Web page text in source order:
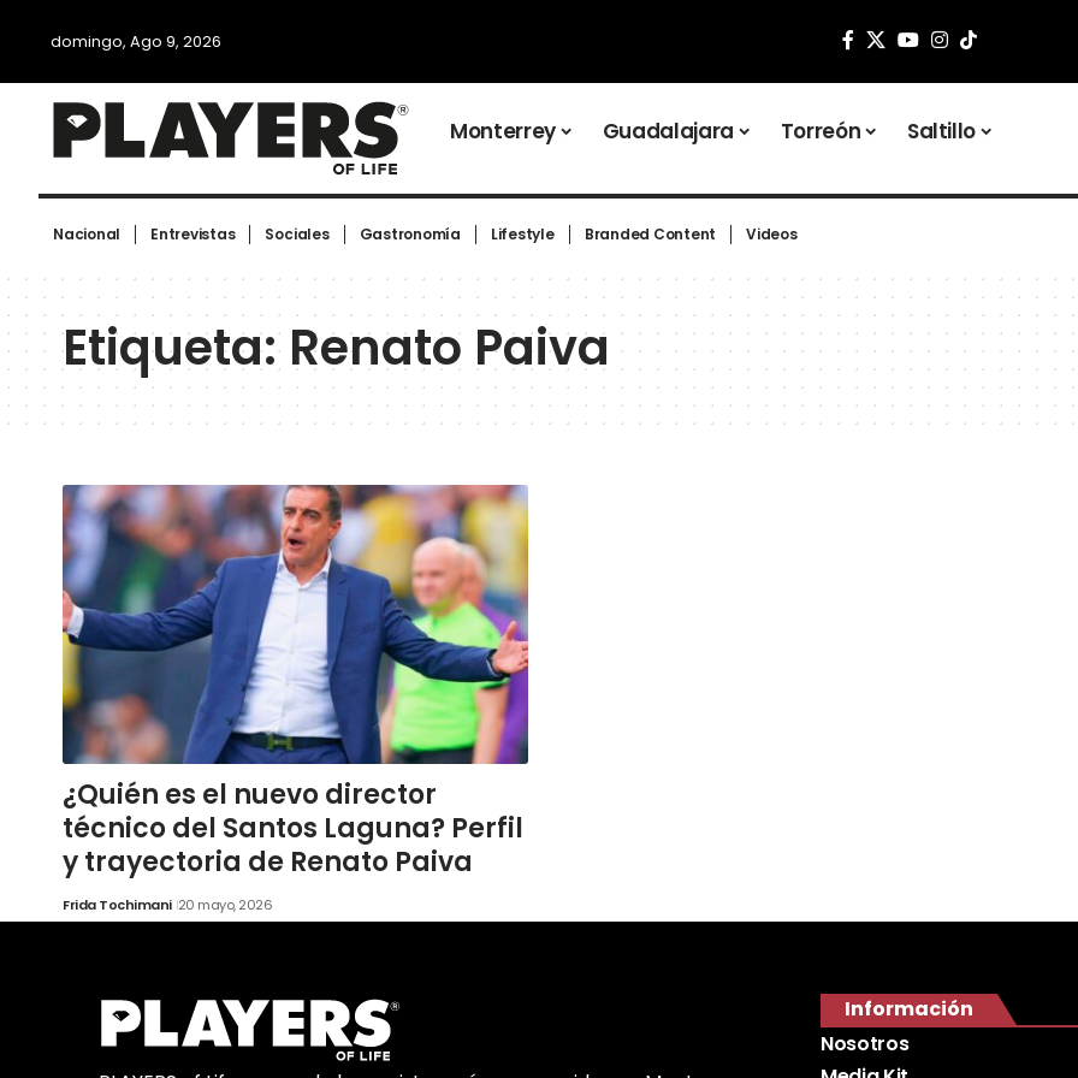
domingo, Ago 9, 2026
Monterrey Guadalajara Torreón Saltillo
Nacional Entrevistas Sociales Gastronomía Lifestyle Branded Content Videos
Etiqueta:Renato Paiva
¿Quién es el nuevo director
técnico del Santos Laguna? Perfil
y trayectoria de Renato Paiva
Frida Tochimani 20 mayo, 2026
Información
Nosotros